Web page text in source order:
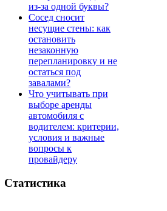
из-за одной буквы?
Сосед сносит
несущие стены: как
остановить
незаконную
перепланировку и не
остаться под
завалами?
Что учитывать при
выборе аренды
автомобиля с
водителем: критерии,
условия и важные
вопросы к
провайдеру
Статистика